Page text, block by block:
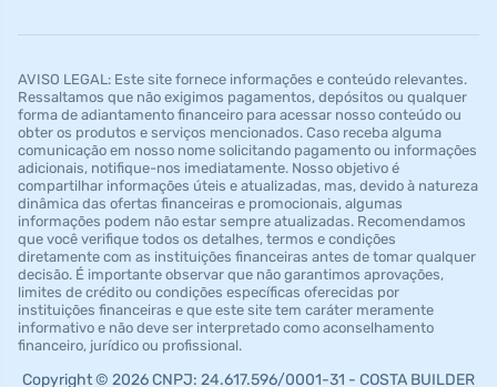
AVISO LEGAL: Este site fornece informações e conteúdo relevantes.
Ressaltamos que não exigimos pagamentos, depósitos ou qualquer
forma de adiantamento financeiro para acessar nosso conteúdo ou
obter os produtos e serviços mencionados. Caso receba alguma
comunicação em nosso nome solicitando pagamento ou informações
adicionais, notifique-nos imediatamente. Nosso objetivo é
compartilhar informações úteis e atualizadas, mas, devido à natureza
dinâmica das ofertas financeiras e promocionais, algumas
informações podem não estar sempre atualizadas. Recomendamos
que você verifique todos os detalhes, termos e condições
diretamente com as instituições financeiras antes de tomar qualquer
decisão. É importante observar que não garantimos aprovações,
limites de crédito ou condições específicas oferecidas por
instituições financeiras e que este site tem caráter meramente
informativo e não deve ser interpretado como aconselhamento
financeiro, jurídico ou profissional.
Copyright © 2026 CNPJ: 24.617.596/0001-31 - COSTA BUILDER